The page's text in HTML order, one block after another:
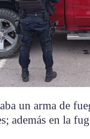
un arma de
además en la